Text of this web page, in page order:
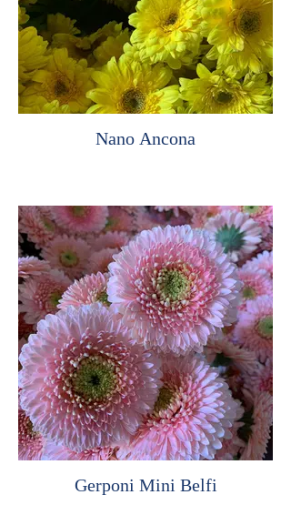
Nano Ancona
Gerponi Mini Belfi